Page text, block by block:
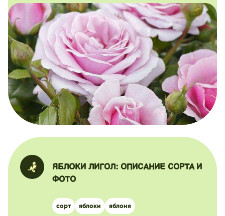
ЯБЛОКИ ЛИГОЛ: ОПИСАНИЕ СОРТА И
ФОТО
сорт яблоки яблоня